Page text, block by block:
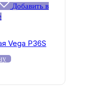
Добавить в
Vega P36S